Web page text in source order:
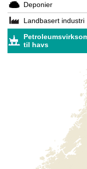
Deponier
Landbasert industri
til havs